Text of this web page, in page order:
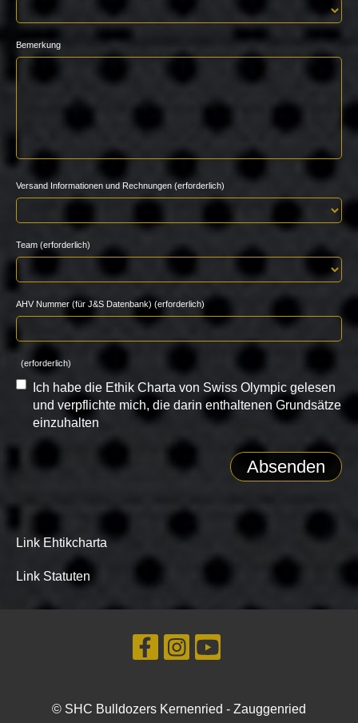
Bemerkung
Versand Informationen und Rechnungen (erforderlich)
Team (erforderlich)
AHV Nummer (für J&S Datenbank) (erforderlich)
(erforderlich)
Ich habe die Ethik Charta von Swiss Olympic gelesen
und verpflichte mich, die darin enthaltenen Grundsätze
einzuhalten
Link Ehtikcharta
Link Statuten
© SHC Bulldozers Kernenried - Zauggenried